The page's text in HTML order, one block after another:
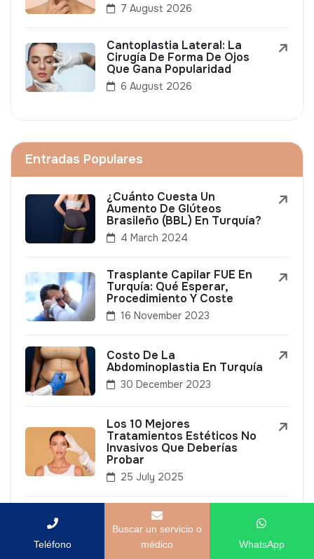
7 August 2026
Cantoplastia Lateral: La
Cirugía De Forma De Ojos
Que Gana Popularidad
6 August 2026
Entradas Populares
¿Cuánto Cuesta Un
Aumento De Glúteos
Brasileño (BBL) En Turquía?
4 March 2024
Trasplante Capilar FUE En
Turquía: Qué Esperar,
Procedimiento Y Coste
16 November 2023
Costo De La
Abdominoplastia En Turquía
30 December 2023
Los 10 Mejores
Tratamientos Estéticos No
Invasivos Que Deberías
Probar
25 July 2025
Mejores Países Para
Trasplante Capilar: ¿Por Qué
Turquía Es Popular?
Teléfono
Buscar un servicio o
médico
WhatsApp